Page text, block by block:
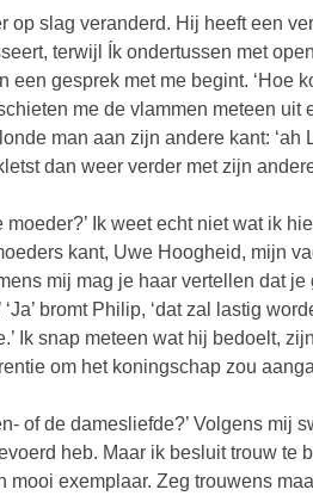
slag veranderd. Hij heeft een
terwijl Ík ondertussen met
gesprek met me begint. ‘Hoe
me de vlammen meteen uit
man aan zijn andere kant: ‘ah
dan weer verder met zijn
Ik weet echt niet wat ik
kant, Uwe Hoogheid, mijn
mij mag je haar vertellen dat je
bromt Philip, ‘dat zal lastig
Ik snap meteen wat hij bedoelt,
om het koningschap zou
of de damesliefde?’ Volgens mij
heb. Maar ik besluit trouw te
mooi exemplaar. Zeg trouwens